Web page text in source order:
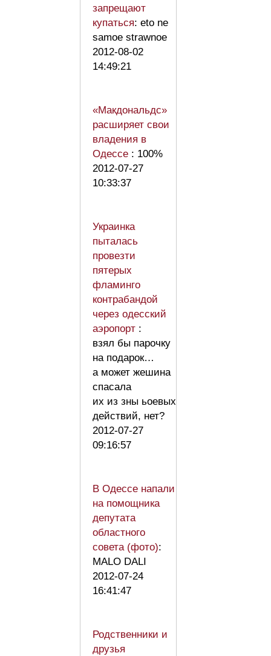
запрещают
купаться: eto ne
samoe strawnoe
2012-08-02
14:49:21
«Макдональдс»
расширяет свои
владения в
Одессе : 100%
2012-07-27
10:33:37
Украинка
пыталась
провезти
пятерых
фламинго
контрабандой
через одесский
аэропорт :
взял бы парочку
на подарок…
а может жешина
спасала
их из зны ьоевых
действий, нет?
2012-07-27
09:16:57
В Одессе напали
на помощника
депутата
областного
совета (фото):
MALO DALI
2012-07-24
16:41:47
Родственники и
друзья